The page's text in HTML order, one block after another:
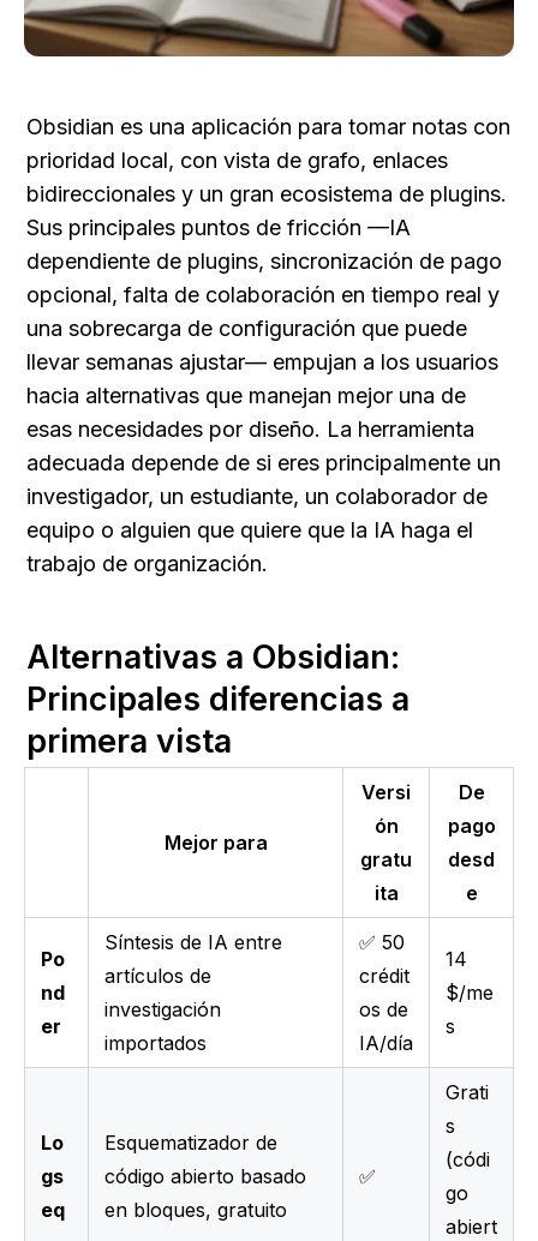
Obsidian es una aplicación para tomar notas con
prioridad local, con vista de grafo, enlaces
bidireccionales y un gran ecosistema de plugins.
Sus principales puntos de fricción —IA
dependiente de plugins, sincronización de pago
opcional, falta de colaboración en tiempo real y
una sobrecarga de configuración que puede
llevar semanas ajustar— empujan a los usuarios
hacia alternativas que manejan mejor una de
esas necesidades por diseño. La herramienta
adecuada depende de si eres principalmente un
investigador, un estudiante, un colaborador de
equipo o alguien que quiere que la IA haga el
trabajo de organización.
Alternativas a Obsidian:
Principales diferencias a
primera vista
Mejor para
Versi
ón
gratu
ita
De
pago
desd
e
Po
nd
er
Síntesis de IA entre
artículos de
investigación
importados
✅ 50
crédit
os de
IA/día
14
$/me
s
Lo
gs
eq
Esquematizador de
código abierto basado
en bloques, gratuito
✅
Grati
s
(códi
go
abiert